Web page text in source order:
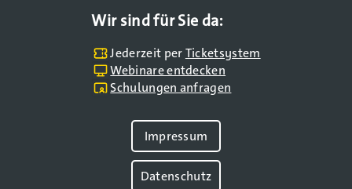
Wir sind für Sie da:
Jederzeit perTicketsystem
Webinare entdecken
Schulungen anfragen
Impressum
Datenschutz